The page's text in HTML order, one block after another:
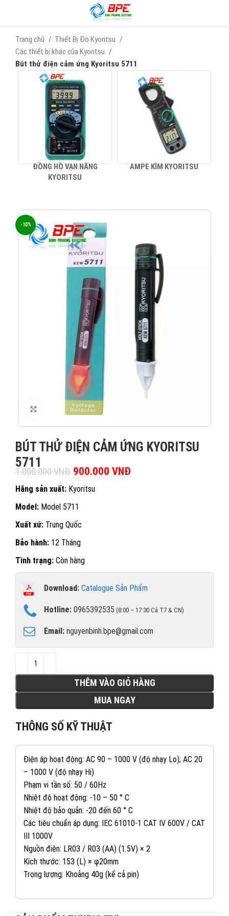
Trang chủ
Thiết Bị Đo Kyoritsu
Các thiết bị khác của Kyoritsu
Bút thử điện cảm ứng Kyoritsu 5711
ĐỒNG HỒ VẠN NĂNG
KYORITSU
AMPE KÌM KYORITSU
-10%
XEM ẢNH
BÚT THỬ ĐIỆN CẢM ỨNG KYORITSU
5711
1.000.000VNĐ Giá gốc là: 1.000.000 VNĐ.
900.000 VNĐ
Hãng sản xuất: Kyoritsu
Model: Model 5711
Xuất xứ: Trung Quốc
Bảo hành: 12 Tháng
Tình trạng: Còn hàng
Download: Catalogue Sản Phẩm
Hotline: 0965392535 (8:00 – 17:30 Cả T7 & CN)
Email: nguyenbinh.bpe@gmail.com
THÊM VÀO GIỎ HÀNG
MUA NGAY
THÔNG SỐ KỸ THUẬT
Điện áp hoạt động: AC 90 – 1000 V (độ nhạy Lo); AC 20
– 1000 V (độ nhạy Hi)
Phạm vi tần số: 50 / 60Hz
Nhiệt độ hoạt động: -10 – 50 ° C
Nhiệt độ bảo quản: -20 đến 60 ° C
Các tiêu chuẩn áp dụng: IEC 61010-1 CAT Ⅳ 600V / CAT
Ⅲ 1000V
Nguồn điện: LR03 / R03 (AA) (1.5V) × 2
Kích thước: 153 (L) × φ20mm
Trọng lượng: Khoảng 40g (kể cả pin)